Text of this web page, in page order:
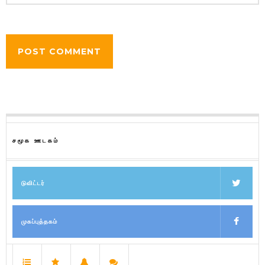
சமூக ஊடகம்
டுவிட்டர்
முகப்புத்தகம்